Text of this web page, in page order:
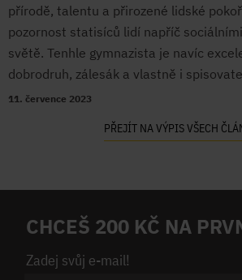
přírodě, talentu a přirozené lidské
pozornost statisíců lidí napříč
světě. Tenhle gymnazista je navíc
dobrodruh, zálesák a vlastně i
11. července 2023
PŘEJÍT NA VÝPIS VŠECH
CHCEŠ 200 KČ NA
Zadej svůj e-mail!